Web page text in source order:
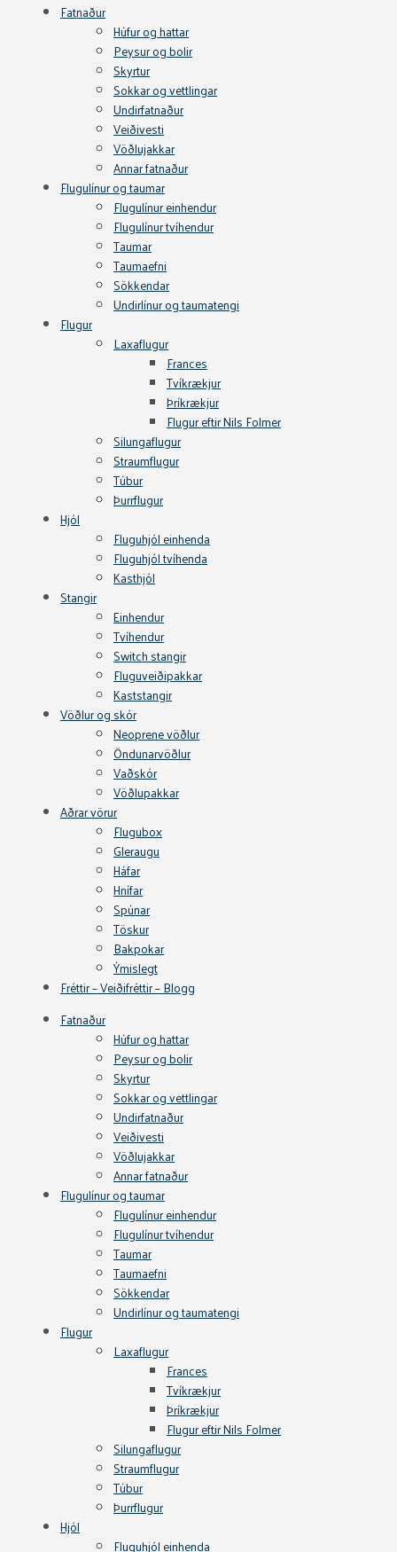
Fatnaður
Húfur og hattar
Peysur og bolir
Skyrtur
Sokkar og vettlingar
Undirfatnaður
Veiðivesti
Vöðlujakkar
Annar fatnaður
Flugulínur og taumar
Flugulínur einhendur
Flugulínur tvíhendur
Taumar
Taumaefni
Sökkendar
Undirlínur og taumatengi
Flugur
Laxaflugur
Frances
Tvíkrækjur
Þríkrækjur
Flugur eftir Nils Folmer
Silungaflugur
Straumflugur
Túbur
Þurrflugur
Hjól
Fluguhjól einhenda
Fluguhjól tvíhenda
Kasthjól
Stangir
Einhendur
Tvíhendur
Switch stangir
Fluguveiðipakkar
Kaststangir
Vöðlur og skór
Neoprene vöðlur
Öndunarvöðlur
Vaðskór
Vöðlupakkar
Aðrar vörur
Flugubox
Gleraugu
Háfar
Hnífar
Spúnar
Töskur
Bakpokar
Ýmislegt
Fréttir – Veiðifréttir – Blogg
Fatnaður
Húfur og hattar
Peysur og bolir
Skyrtur
Sokkar og vettlingar
Undirfatnaður
Veiðivesti
Vöðlujakkar
Annar fatnaður
Flugulínur og taumar
Flugulínur einhendur
Flugulínur tvíhendur
Taumar
Taumaefni
Sökkendar
Undirlínur og taumatengi
Flugur
Laxaflugur
Frances
Tvíkrækjur
Þríkrækjur
Flugur eftir Nils Folmer
Silungaflugur
Straumflugur
Túbur
Þurrflugur
Hjól
Fluguhjól einhenda